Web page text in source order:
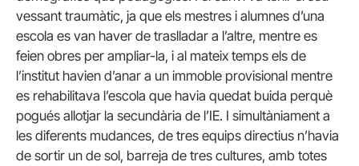
vessant traumàtic, ja que els mestres i alumnes d’una
escola es van haver de traslladar a l’altre, mentre es
feien obres per ampliar-la, i al mateix temps els de
l’institut havien d’anar a un immoble provisional mentre
es rehabilitava l’escola que havia quedat buida perquè
pogués allotjar la secundària de l’IE. I simultàniament a
les diferents mudances, de tres equips directius n’havia
de sortir un de sol, barreja de tres cultures, amb totes